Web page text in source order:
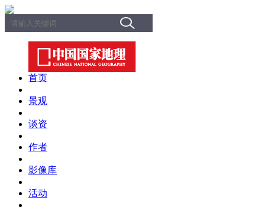
首页
景观
谈资
作者
影像库
活动